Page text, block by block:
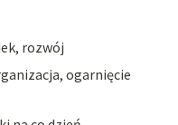
rozwój
ogarnięcie